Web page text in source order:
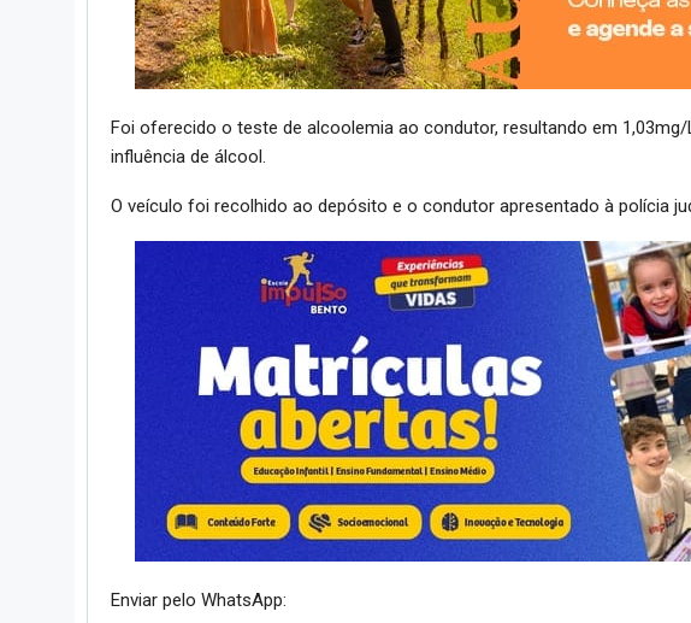
Foi oferecido o teste de alcoolemia ao condutor, resultando em
influência de álcool.
O veículo foi recolhido ao depósito e o condutor apresentado à polícia
Enviar pelo WhatsApp: